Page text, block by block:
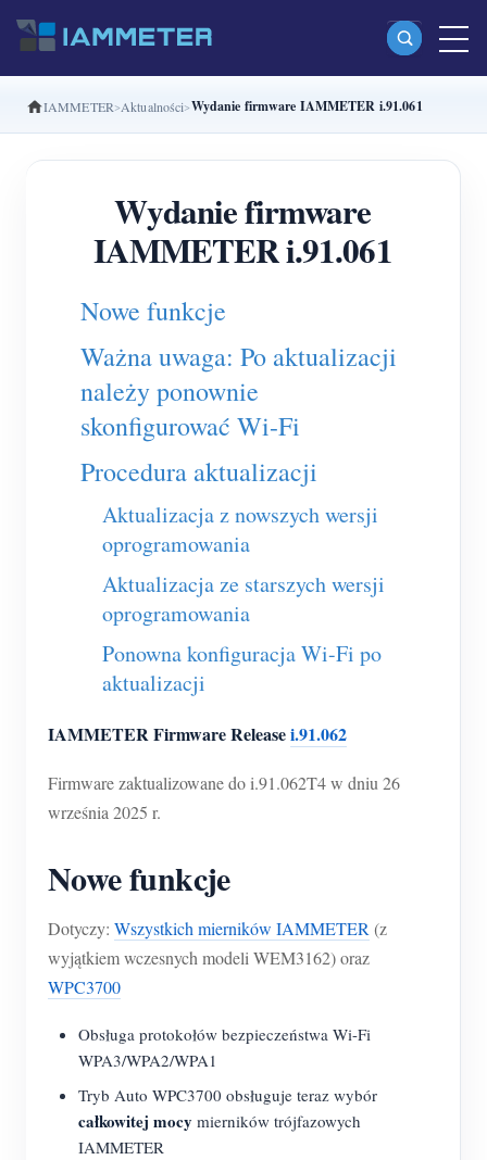
Produkty
Jednofazowy licznik energii Wi-Fi (WEM3080)
Dwufazowy licznik energii Wi-Fi split-phase
(WEM2067)
Trójfazowy licznik energii Wi-Fi (WEM3046T)
Trójfazowy licznik energii Wi-Fi (WEM3050T)
Kontroler mocy WiFi
Symulator IAMMETER
Licznik wirtualny
System prognozowania i symulacji energii
Monitor energii systemu PV
Monitor zużycia energii elektrycznej
Automatyka domowa
Zasoby
Dokumentacja
Film instruktażowy
FAQ
Aktualności
Blog
Program współtwórców
Centrum współtwórców
Aktywności IAMMETER
App Store
Eksploruj stronę
Ranking PV
Rozwiązania
Kontakt
O nas
IAMMETER Aktualności Wydanie firmware IAMMETER i.91.061
Wydanie firmware
IAMMETER i.91.061
Nowe funkcje
Ważna uwaga: Po aktualizacji
należy ponownie
skonfigurować Wi-Fi
Procedura aktualizacji
Aktualizacja z nowszych wersji
oprogramowania
Aktualizacja ze starszych wersji
oprogramowania
Ponowna konfiguracja Wi-Fi po
aktualizacji
IAMMETER Firmware Releasei.91.062
Firmware zaktualizowane do i.91.062T4 w dniu 26
września 2025 r.
Nowe funkcje
Dotyczy: Wszystkich mierników IAMMETER(z
wyjątkiem wczesnych modeli WEM3162) oraz
WPC3700
Obsługa protokołów bezpieczeństwa Wi-Fi
WPA3/WPA2/WPA1
Tryb Auto WPC3700 obsługuje teraz wybór
całkowitej mocy mierników trójfazowych
IAMMETER